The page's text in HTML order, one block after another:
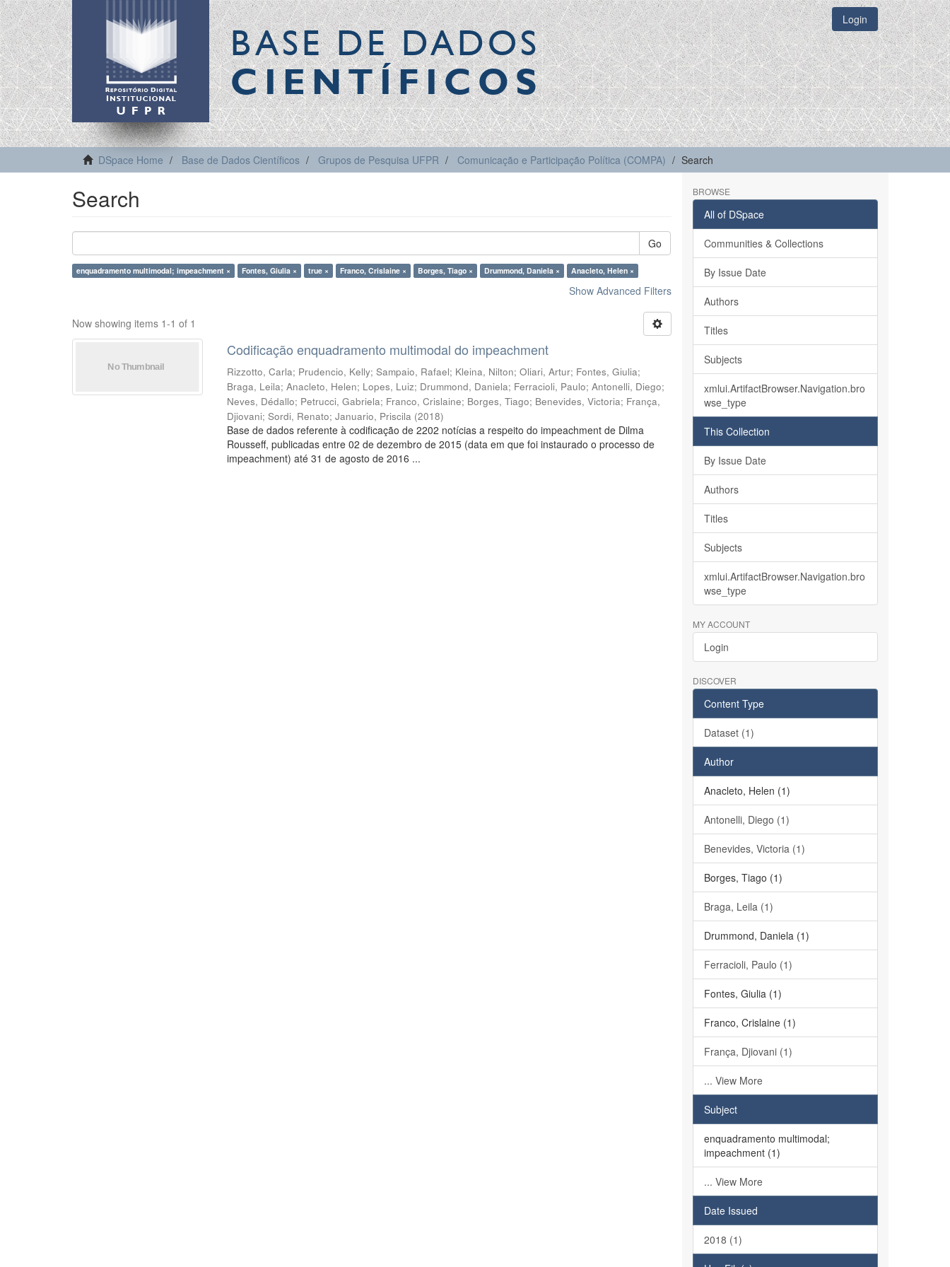
BASE DE DADOS
CIENTÍFICOS
Login
DSpace Home Base de Dados Científicos Grupos de Pesquisa UFPR Comunicação e Participação Política (COMPA) Search
Search
Go
enquadramento multimodal; impeachment × Fontes, Giulia × true × Franco, Crislaine × Borges, Tiago × Drummond, Daniela × Anacleto, Helen ×
Show Advanced Filters
Now showing items 1-1 of 1
Codificação enquadramento multimodal do impeachment
Rizzotto, Carla; Prudencio, Kelly;Sampaio, Rafael; Kleina, Nilton;Oliari, Artur; Fontes, Giulia;
Braga, Leila;Anacleto, Helen; Lopes, Luiz; Drummond, Daniela; Ferracioli, Paulo;Antonelli, Diego;
Neves, Dédallo; Petrucci, Gabriela; Franco, Crislaine; Borges, Tiago; Benevides, Victoria; França,
Djiovani;Sordi, Renato;Januario, Priscila (2018)
Base de dados referente à codificação de 2202 notícias a respeito do impeachment de Dilma
Rousseff, publicadas entre 02 de dezembro de 2015 (data em que foi instaurado o processo de
impeachment) até 31 de agosto de 2016 ...
BROWSE
All of DSpace
Communities & Collections
By Issue Date
Authors
Titles
Subjects
xmlui.ArtifactBrowser.Navigation.bro
wse_type
This Collection
By Issue Date
Authors
Titles
Subjects
xmlui.ArtifactBrowser.Navigation.bro
wse_type
MY ACCOUNT
Login
DISCOVER
Content Type
Dataset (1)
Author
Anacleto, Helen (1)
Antonelli, Diego (1)
Benevides, Victoria (1)
Borges, Tiago (1)
Braga, Leila (1)
Drummond, Daniela (1)
Ferracioli, Paulo (1)
Fontes, Giulia (1)
Franco, Crislaine (1)
França, Djiovani (1)
... View More
Subject
enquadramento multimodal;
impeachment (1)
... View More
Date Issued
2018 (1)